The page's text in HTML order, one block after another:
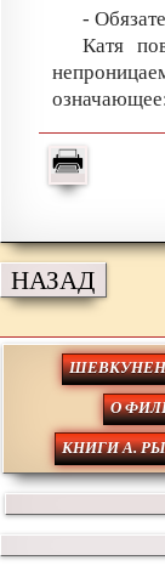
-
Катя
НАЗАД
О
КНИГИ А.